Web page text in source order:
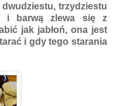
trzydziestu
i barwą zlewa się z
jak jabłoń, ona jest
i gdy tego starania